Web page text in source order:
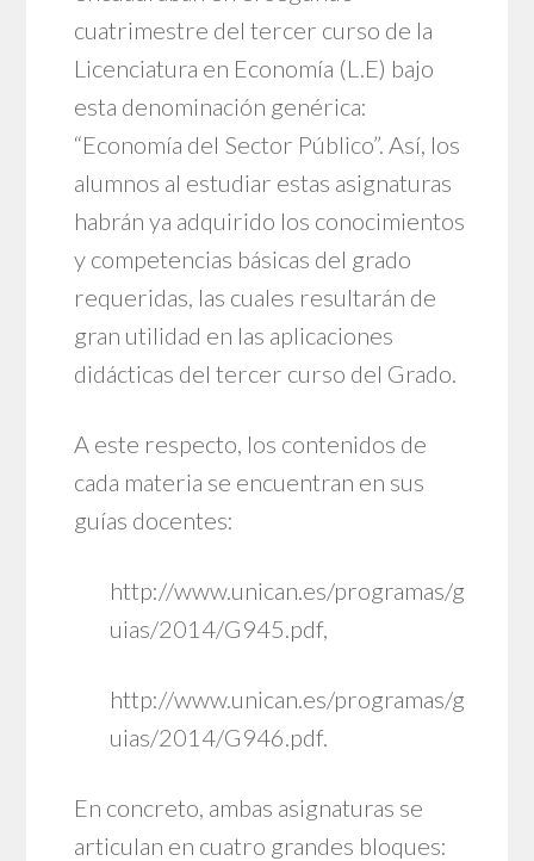
cuatrimestre del tercer curso de la
Licenciatura en Economía (L.E) bajo
esta denominación genérica:
“Economía del Sector Público”. Así, los
alumnos al estudiar estas asignaturas
habrán ya adquirido los conocimientos
y competencias básicas del grado
requeridas, las cuales resultarán de
gran utilidad en las aplicaciones
didácticas del tercer curso del Grado.
A este respecto, los contenidos de
cada materia se encuentran en sus
guías docentes:
http://www.unican.es/programas/g
uias/2014/G945.pdf,
http://www.unican.es/programas/g
uias/2014/G946.pdf.
En concreto, ambas asignaturas se
articulan en cuatro grandes bloques: